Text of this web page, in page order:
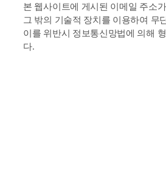
본 웹사이트에 게시된 이메일 주소
그 밖의 기술적 장치를 이용하여 무
이를 위반시 정보통신망법에 의해
다.